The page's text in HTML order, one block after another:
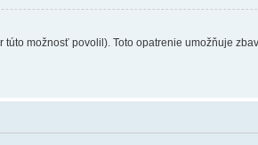
možnosť povolil). Toto opatrenie umožňuje